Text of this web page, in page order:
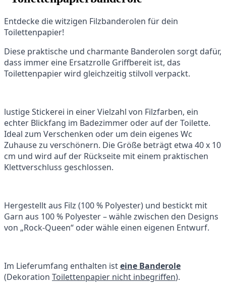
Entdecke die witzigen Filzbanderolen für dein
Toilettenpapier!
Diese praktische und charmante Banderolen sorgt dafür,
dass immer eine Ersatzrolle Griffbereit ist, das
Toilettenpapier wird gleichzeitig stilvoll verpackt.
lustige Stickerei in einer Vielzahl von Filzfarben, ein
echter Blickfang im Badezimmer oder auf der Toilette.
Ideal zum Verschenken oder um dein eigenes Wc
Zuhause zu verschönern. Die Größe beträgt etwa 40 x 10
cm und wird auf der Rückseite mit einem praktischen
Klettverschluss geschlossen.
Hergestellt aus Filz (100 % Polyester) und bestickt mit
Garn aus 100 % Polyester – wähle zwischen den Designs
von „Rock-Queen“ oder wähle einen eigenen Entwurf.
Im Lieferumfang enthalten isteine Banderole
(Dekoration Toilettenpapier nicht inbegriffen).